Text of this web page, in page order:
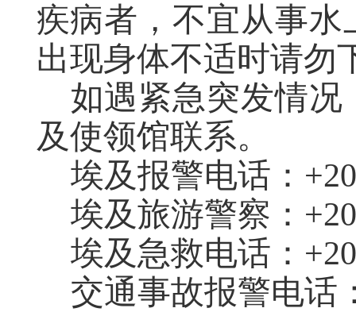
疾病者，不宜从事水
出现身体不适时请勿
如遇紧急突发情
及使领馆联系。
埃及报警电话：
埃及旅游警察：
埃及急救电话：
交通事故报警电话